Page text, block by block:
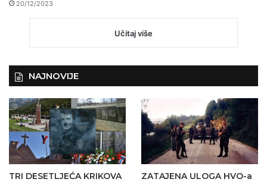
20/12/2023
Učitaj više
NAJNOVIJE
TRI DESETLJEĆA KRIKOVA
ZATAJENA ULOGA HVO-a